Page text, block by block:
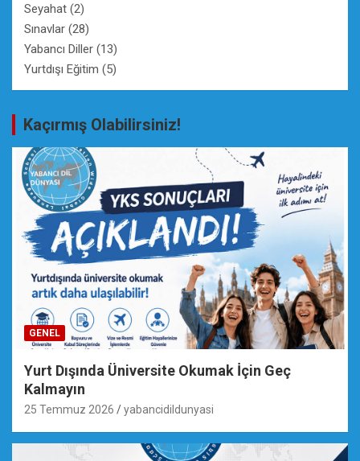
Seyahat (2)
Sınavlar (28)
Yabancı Diller (13)
Yurtdışı Eğitim (5)
Kaçırmış Olabilirsiniz!
GENEL
Yurt Dışında Üniversite Okumak İçin Geç
Kalmayın
25 Temmuz 2026 yabancidildunyasi